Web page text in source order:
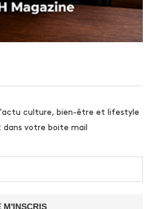
culture, bien-être et lifestyle
votre boite mail
M'INSCRIS